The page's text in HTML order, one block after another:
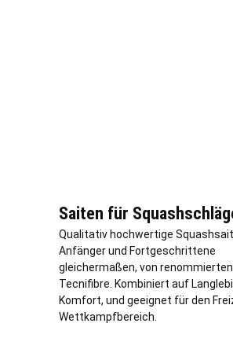
Saiten für
Qualitativ hochwertige
Anfänger und Fortgeschrittene
gleichermaßen, von
Tecnifibre. Kombiniert auf
Komfort, und geeignet für den
Wettkampfbereich.